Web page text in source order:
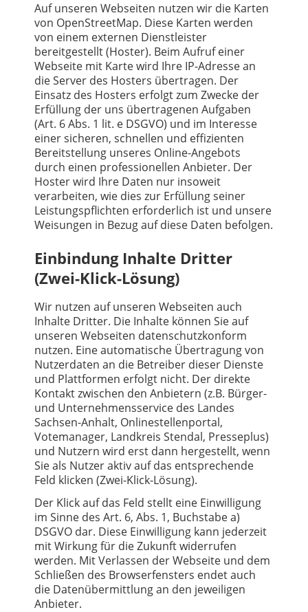
Auf unseren Webseiten nutzen wir die Karten
von OpenStreetMap. Diese Karten werden
von einem externen Dienstleister
bereitgestellt (Hoster). Beim Aufruf einer
Webseite mit Karte wird Ihre IP-Adresse an
die Server des Hosters übertragen. Der
Einsatz des Hosters erfolgt zum Zwecke der
Erfüllung der uns übertragenen Aufgaben
(Art. 6 Abs. 1 lit. e DSGVO) und im Interesse
einer sicheren, schnellen und effizienten
Bereitstellung unseres Online-Angebots
durch einen professionellen Anbieter. Der
Hoster wird Ihre Daten nur insoweit
verarbeiten, wie dies zur Erfüllung seiner
Leistungspflichten erforderlich ist und unsere
Weisungen in Bezug auf diese Daten befolgen.
Einbindung Inhalte Dritter
(Zwei-Klick-Lösung)
Wir nutzen auf unseren Webseiten auch
Inhalte Dritter. Die Inhalte können Sie auf
unseren Webseiten datenschutzkonform
nutzen. Eine automatische Übertragung von
Nutzerdaten an die Betreiber dieser Dienste
und Plattformen erfolgt nicht. Der direkte
Kontakt zwischen den Anbietern (z.B. Bürger-
und Unternehmensservice des Landes
Sachsen-Anhalt, Onlinestellenportal,
Votemanager, Landkreis Stendal, Presseplus)
und Nutzern wird erst dann hergestellt, wenn
Sie als Nutzer aktiv auf das entsprechende
Feld klicken (Zwei-Klick-Lösung).
Der Klick auf das Feld stellt eine Einwilligung
im Sinne des Art. 6, Abs. 1, Buchstabe a)
DSGVO dar. Diese Einwilligung kann jederzeit
mit Wirkung für die Zukunft widerrufen
werden. Mit Verlassen der Webseite und dem
Schließen des Browserfensters endet auch
die Datenübermittlung an den jeweiligen
Anbieter.